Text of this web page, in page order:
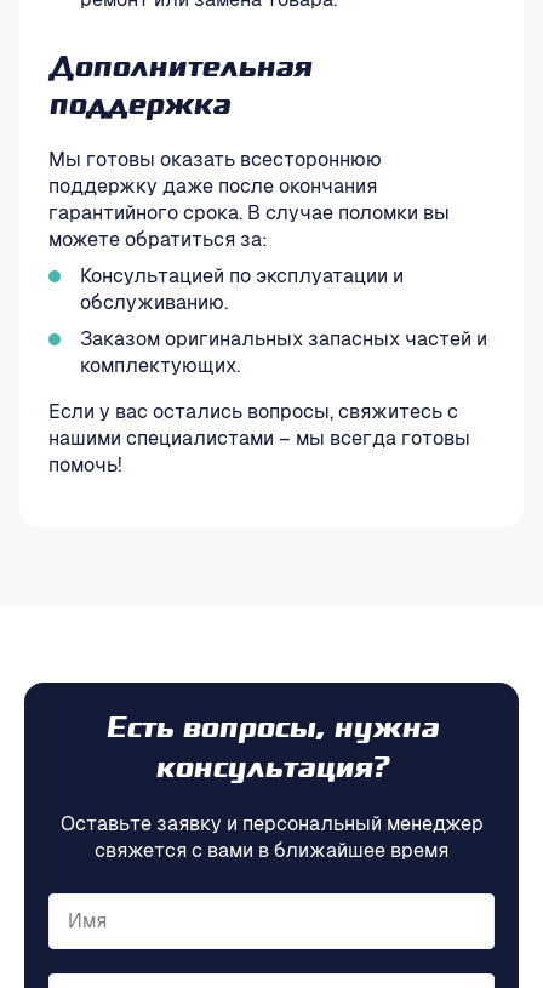
Дополнительная
поддержка
Мы готовы оказать всестороннюю
поддержку даже после окончания
гарантийного срока. В случае поломки вы
можете обратиться за:
Консультацией по эксплуатации и
обслуживанию.
Заказом оригинальных запасных частей и
комплектующих.
Если у вас остались вопросы, свяжитесь с
нашими специалистами – мы всегда готовы
помочь!
Есть вопросы, нужна
консультация?
Оставьте заявку и персональный менеджер
свяжется с вами в ближайшее время
Имя